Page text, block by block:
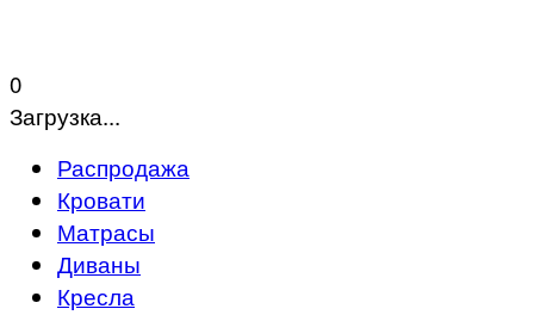
0
Загрузка...
Распродажа
Кровати
Матрасы
Диваны
Кресла